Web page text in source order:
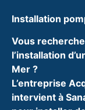
Installation
Vous
l’installation
Mer ?
L’entreprise
intervient à